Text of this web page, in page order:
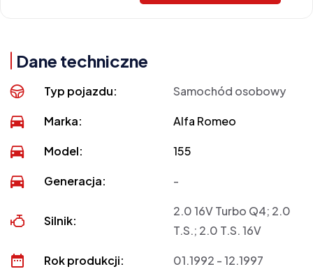
Dane techniczne
Typ pojazdu: Samochód osobowy
Marka: Alfa Romeo
Model: 155
Generacja: -
Silnik:
2.0 16V Turbo Q4; 2.0
T.S.; 2.0 T.S. 16V
Rok produkcji: 01.1992 - 12.1997